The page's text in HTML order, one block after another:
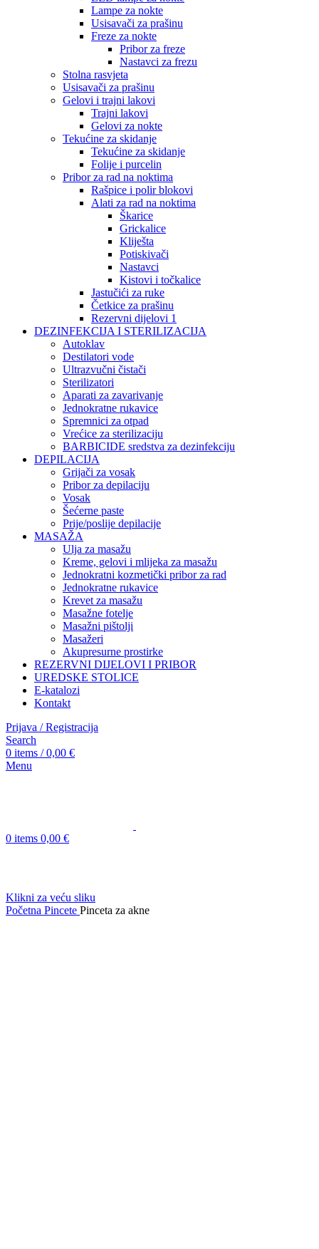
Lampe za nokte
Usisavači za prašinu
Freze za nokte
Pribor za freze
Nastavci za frezu
Stolna rasvjeta
Usisavači za prašinu
Gelovi i trajni lakovi
Trajni lakovi
Gelovi za nokte
Tekućine za skidanje
Tekućine za skidanje
Folije i purcelin
Pribor za rad na noktima
Rašpice i polir blokovi
Alati za rad na noktima
Škarice
Grickalice
Kliješta
Potiskivači
Nastavci
Kistovi i točkalice
Jastučići za ruke
Četkice za prašinu
Rezervni dijelovi 1
DEZINFEKCIJA I STERILIZACIJA
Autoklav
Destilatori vode
Ultrazvučni čistači
Sterilizatori
Aparati za zavarivanje
Jednokratne rukavice
Spremnici za otpad
Vrećice za sterilizaciju
BARBICIDE sredstva za dezinfekciju
DEPILACIJA
Grijači za vosak
Pribor za depilaciju
Vosak
Šećerne paste
Prije/poslije depilacije
MASAŽA
Ulja za masažu
Kreme, gelovi i mlijeka za masažu
Jednokratni kozmetički pribor za rad
Jednokratne rukavice
Krevet za masažu
Masažne fotelje
Masažni pištolji
Masažeri
Akupresurne prostirke
REZERVNI DIJELOVI I PRIBOR
UREDSKE STOLICE
E-katalozi
Kontakt
Prijava / Registracija
Search
0 items / 0,00 €
Menu
0 items 0,00 €
Klikni za veću sliku
Početna Pincete Pinceta za akne